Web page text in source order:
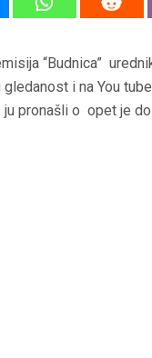
“Budnica”
i na You
ju pronašli o opet je